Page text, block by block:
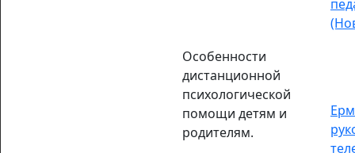
Особенности
дистанционной
психологической
помощи детям и
родителям.